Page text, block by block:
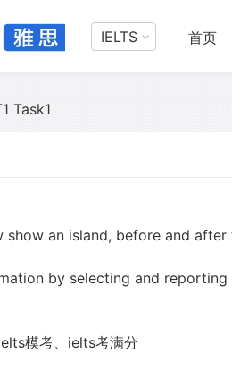
IELTS 首页
Task1
show an island, before and
by selecting and